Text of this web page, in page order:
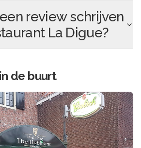
review schrijven
La Digue?
de buurt